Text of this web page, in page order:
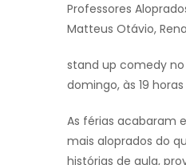
Professores
Matteus Otávio,
stand up comedy no
domingo, às 19 horas
As férias acabaram
mais aloprados do
histórias de aula,